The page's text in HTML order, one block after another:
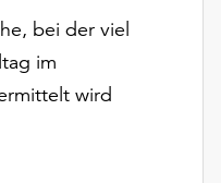
bei der viel
im
wird